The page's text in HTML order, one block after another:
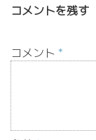
コメントを残す
コメント *